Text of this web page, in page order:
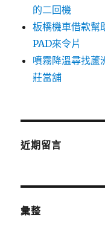
的二回機
板橋機車借款幫
PAD來令片
噴霧降溫尋找蘆
莊當舖
近期留言
彙整